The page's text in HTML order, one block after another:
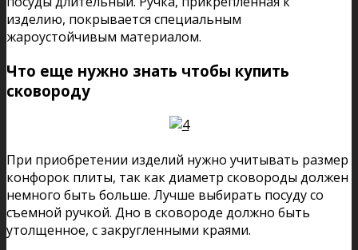
изделию, покрывается специальным
жароустойчивым материалом.
Что еще нужно знать чтобы купить
сковороду
При приобретении изделий нужно учитывать размер
конфорок плиты, так как диаметр сковороды должен
немного быть больше. Лучше выбирать посуду со
съемной ручкой. Дно в сковороде должно быть
утолщенное, с закругленными краями.